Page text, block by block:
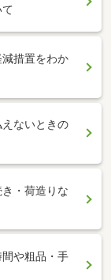
措置をわか
ないときの
・荷造りな
や粗品・手